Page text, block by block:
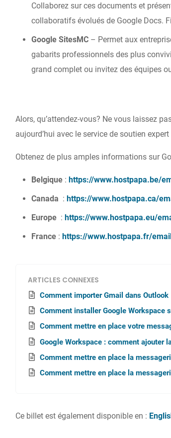
Collaborez sur ces documents et
collaboratifs évolués de Google Docs.
Google SitesMC – Permet aux
gabarits professionnels des plus
grand complet ou invitez des équipes
Alors, qu’attendez-vous? Ne vous laissez
aujourd’hui avec le service de soutien expert
Obtenez de plus amples informations sur
Belgique : https://www.hostpapa.be/
Canada : https://www.hostpapa.ca/
Europe : https://www.hostpapa.eu/
France : https://www.hostpapa.fr/
ARTICLES CONNEXES
Comment importer Gmail dans Outlook
Comment installer Google Workspace
Comment mettre en place votre
Google Workspace : comment ajouter
Comment mettre en place la
Comment mettre en place la
Ce billet est également disponible en :